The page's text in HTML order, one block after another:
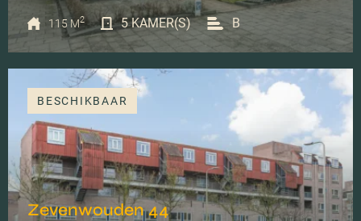
115 M2 5 KAMER(S) B
BESCHIKBAAR
Zevenwouden 44